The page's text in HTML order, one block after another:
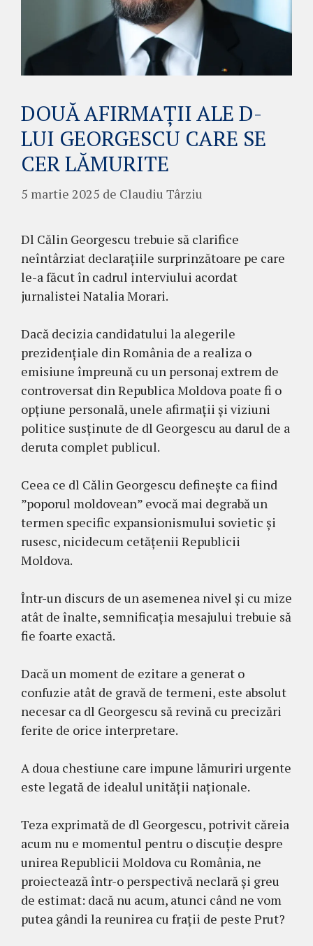
DOUĂ AFIRMAȚII ALE D-
LUI GEORGESCU CARE SE
CER LĂMURITE
5 martie 2025 de Claudiu Târziu
Dl Călin Georgescu trebuie să clarifice
neîntârziat declarațiile surprinzătoare pe care
le-a făcut în cadrul interviului acordat
jurnalistei Natalia Morari.
Dacă decizia candidatului la alegerile
prezidențiale din România de a realiza o
emisiune împreună cu un personaj extrem de
controversat din Republica Moldova poate fi o
opțiune personală, unele afirmații și viziuni
politice susținute de dl Georgescu au darul de a
deruta complet publicul.
Ceea ce dl Călin Georgescu definește ca fiind
”poporul moldovean” evocă mai degrabă un
termen specific expansionismului sovietic și
rusesc, nicidecum cetățenii Republicii
Moldova.
Într-un discurs de un asemenea nivel și cu mize
atât de înalte, semnificația mesajului trebuie să
fie foarte exactă.
Dacă un moment de ezitare a generat o
confuzie atât de gravă de termeni, este absolut
necesar ca dl Georgescu să revină cu precizări
ferite de orice interpretare.
A doua chestiune care impune lămuriri urgente
este legată de idealul unității naționale.
Teza exprimată de dl Georgescu, potrivit căreia
acum nu e momentul pentru o discuție despre
unirea Republicii Moldova cu România, ne
proiectează într-o perspectivă neclară și greu
de estimat: dacă nu acum, atunci când ne vom
putea gândi la reunirea cu frații de peste Prut?